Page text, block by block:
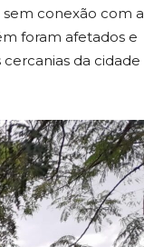
conexão com a
foram afetados e
da cidade